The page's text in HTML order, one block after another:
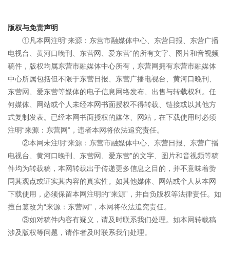
版权与免责声明
①凡本网注明“来源：东营市融媒体中心、东营日报、东营广播
电视台、黄河口晚刊、东营网、爱东营”的所有文字、图片和音视频
稿件，版权均属东营市融媒体中心所有，东营网拥有东营市融媒体
中心所属包括但不限于东营日报、东营广播电视台、黄河口晚刊、
东营网、爱东营等媒体的电子信息网络发布、出售与转载权利。任
何媒体、网站或个人未经本网书面授权不得转载、链接或以其他方
式复制发表。已经本网书面授权的媒体、网站，在下载使用时必须
注明“来源：东营网”，违者本网将依法追究责任。
②本网未注明“来源：东营市融媒体中心、东营日报、东营广播
电视台、黄河口晚刊、东营网、爱东营”的文字、图片和音视频等稿
件均为转载稿，本网转载出于传递更多信息之目的，并不意味着赞
同其观点或证实其内容的真实性。如其他媒体、网站或个人从本网
下载使用，必须保留本网注明的“来源”，并自负版权等法律责任。如
擅自篡改为“来源：东营网”，本网将依法追究责任。
③如对稿件内容有疑义，请及时联系我们处理。如本网转载稿
涉及版权等问题，请作者及时联系我们处理。